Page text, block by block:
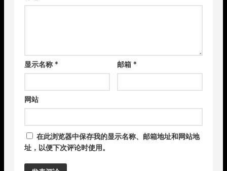
显示名称 * 邮箱*
网站
在此浏览器中保存我的显示名称、邮箱地址和网站地
址，以便下次评论时使用。